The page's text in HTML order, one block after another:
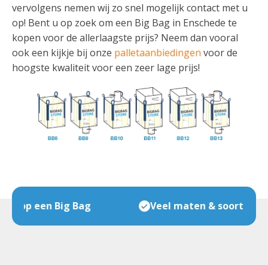
vervolgens nemen wij zo snel mogelijk contact met u
op! Bent u op zoek om een Big Bag in Enschede te
kopen voor de allerlaagste prijs? Neem dan vooral
ook een kijkje bij onze palletaanbiedingen voor de
hoogste kwaliteit voor een zeer lage prijs!
Veel maten & soorten op voorraad